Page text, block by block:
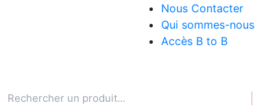
Nous Contacter
Qui sommes-nous
Accès B to B